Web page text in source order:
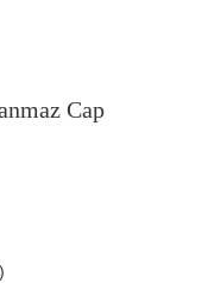
Cap